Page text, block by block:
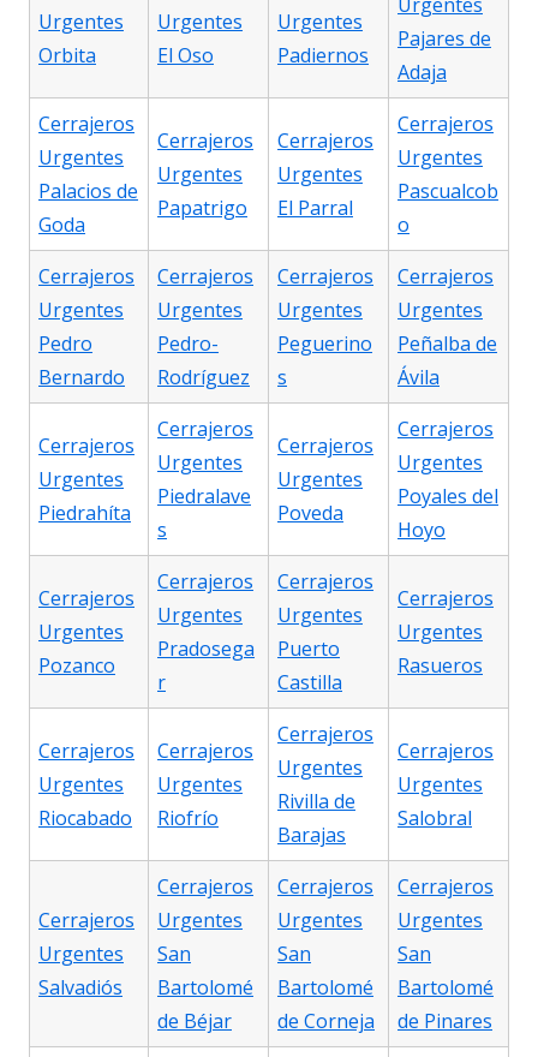
Urgentes
Orbita
Urgentes
El Oso
Urgentes
Padiernos
Pajares de
Adaja
Cerrajeros
Urgentes
Palacios de
Goda
Cerrajeros
Urgentes
Papatrigo
Cerrajeros
Urgentes
El Parral
Cerrajeros
Urgentes
Pascualcob
o
Cerrajeros
Urgentes
Pedro
Bernardo
Cerrajeros
Urgentes
Pedro-
Rodríguez
Cerrajeros
Urgentes
Peguerino
s
Cerrajeros
Urgentes
Peñalba de
Ávila
Cerrajeros
Urgentes
Piedrahíta
Cerrajeros
Urgentes
Piedralave
s
Cerrajeros
Urgentes
Poveda
Cerrajeros
Urgentes
Poyales del
Hoyo
Cerrajeros
Urgentes
Pozanco
Cerrajeros
Urgentes
Pradosega
r
Cerrajeros
Urgentes
Puerto
Castilla
Cerrajeros
Urgentes
Rasueros
Cerrajeros
Urgentes
Riocabado
Cerrajeros
Urgentes
Riofrío
Cerrajeros
Urgentes
Rivilla de
Barajas
Cerrajeros
Urgentes
Salobral
Cerrajeros
Urgentes
Salvadiós
Cerrajeros
Urgentes
San
Bartolomé
de Béjar
Cerrajeros
Urgentes
San
Bartolomé
de Corneja
Cerrajeros
Urgentes
San
Bartolomé
de Pinares